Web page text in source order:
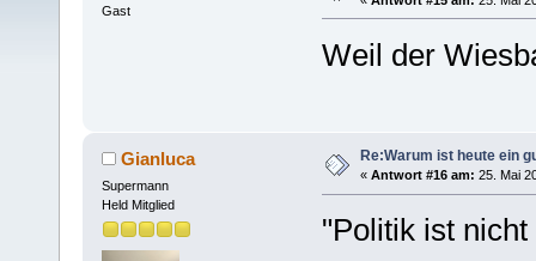
Gast
Weil der
Gianluca
Supermann
Held Mitglied
Re:Warum ist heute ein
« Antwort #16 am: 25. Mai
"Politik ist